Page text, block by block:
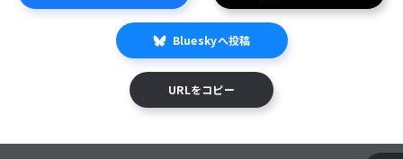
Blueskyへ投稿
URLをコピー